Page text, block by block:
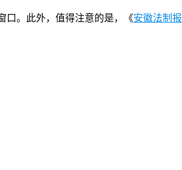
口。此外，值得注意的是，《安徽法制报